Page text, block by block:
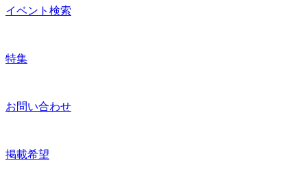
イベント検索
特集
お問い合わせ
掲載希望